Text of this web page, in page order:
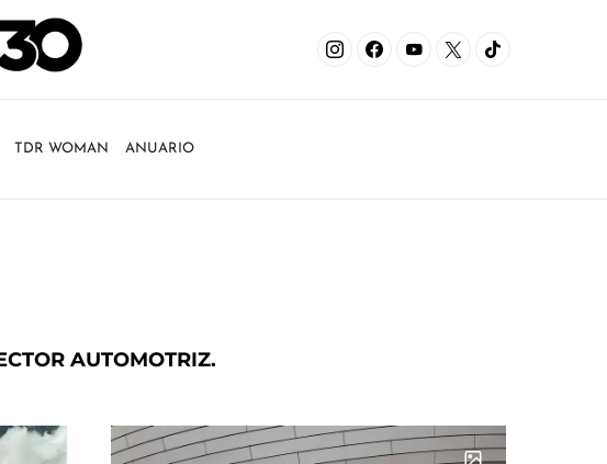
TDR WOMAN ANUARIO
AUTOMOTRIZ.